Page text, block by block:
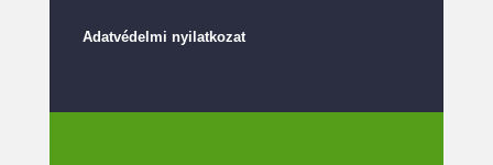
Adatvédelmi nyilatkozat